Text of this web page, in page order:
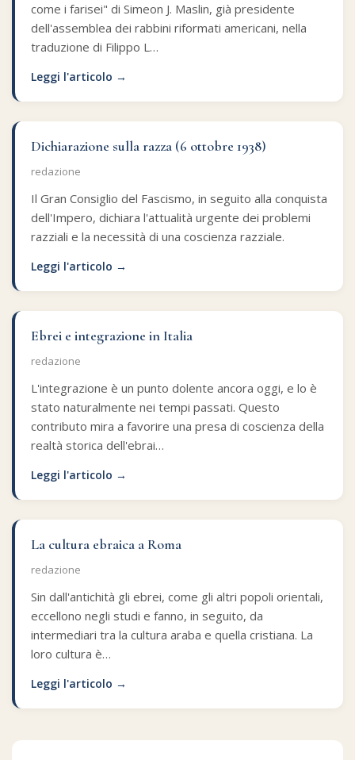
come i farisei" di Simeon J. Maslin, già presidente
dell'assemblea dei rabbini riformati americani, nella
traduzione di Filippo L…
Leggi l'articolo →
Dichiarazione sulla razza (6 ottobre 1938)
redazione
Il Gran Consiglio del Fascismo, in seguito alla conquista
dell'Impero, dichiara l'attualità urgente dei problemi
razziali e la necessità di una coscienza razziale.
Leggi l'articolo →
Ebrei e integrazione in Italia
redazione
L'integrazione è un punto dolente ancora oggi, e lo è
stato naturalmente nei tempi passati. Questo
contributo mira a favorire una presa di coscienza della
realtà storica dell'ebrai…
Leggi l'articolo →
La cultura ebraica a Roma
redazione
Sin dall'antichità gli ebrei, come gli altri popoli orientali,
eccellono negli studi e fanno, in seguito, da
intermediari tra la cultura araba e quella cristiana. La
loro cultura è…
Leggi l'articolo →